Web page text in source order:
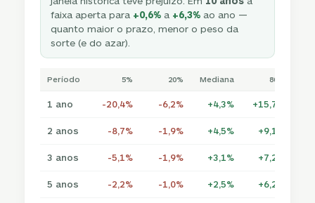
faixa aperta para +0,6% a +6,3% ao ano —
quanto maior o prazo, menor o peso da
sorte (e do azar).
Período 5% 20% Mediana 80%
1 ano -20,4% -6,2% +4,3% +15,7%
2 anos -8,7% -1,9% +4,5% +9,1%
3 anos -5,1% -1,9% +3,1% +7,2%
5 anos -2,2% -1,0% +2,5% +6,2%